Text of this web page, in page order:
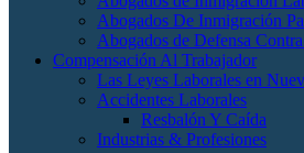
Abogados De Inmigración
Abogados de Defensa
Compensación Al Trabajador
Las Leyes Laborales en
Accidentes Laborales
Resbalón Y Caída
Industrias & Profesiones